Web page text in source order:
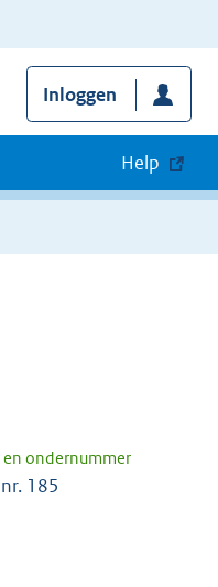
Inloggen
Help
en ondernummer
185